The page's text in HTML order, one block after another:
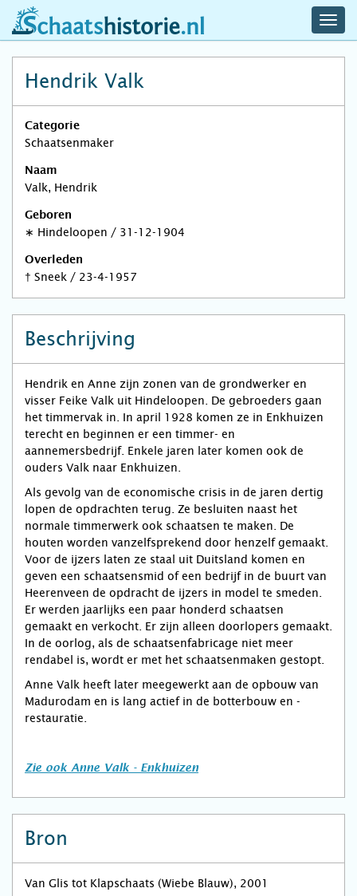
schaatshistorie.nl
Hendrik Valk
Categorie
Schaatsenmaker
Naam
Valk, Hendrik
Geboren
∗ Hindeloopen / 31-12-1904
Overleden
† Sneek / 23-4-1957
Beschrijving
Hendrik en Anne zijn zonen van de grondwerker en
visser Feike Valk uit Hindeloopen. De gebroeders gaan
het timmervak in. In april 1928 komen ze in Enkhuizen
terecht en beginnen er een timmer- en
aannemersbedrijf. Enkele jaren later komen ook de
ouders Valk naar Enkhuizen.
Als gevolg van de economische crisis in de jaren dertig
lopen de opdrachten terug. Ze besluiten naast het
normale timmerwerk ook schaatsen te maken. De
houten worden vanzelfsprekend door henzelf gemaakt.
Voor de ijzers laten ze staal uit Duitsland komen en
geven een schaatsensmid of een bedrijf in de buurt van
Heerenveen de opdracht de ijzers in model te smeden.
Er werden jaarlijks een paar honderd schaatsen
gemaakt en verkocht. Er zijn alleen doorlopers gemaakt.
In de oorlog, als de schaatsenfabricage niet meer
rendabel is, wordt er met het schaatsenmaken gestopt.
Anne Valk heeft later meegewerkt aan de opbouw van
Madurodam en is lang actief in de botterbouw en -
restauratie.
Zie ook Anne Valk - Enkhuizen
Bron
Van Glis tot Klapschaats (Wiebe Blauw), 2001